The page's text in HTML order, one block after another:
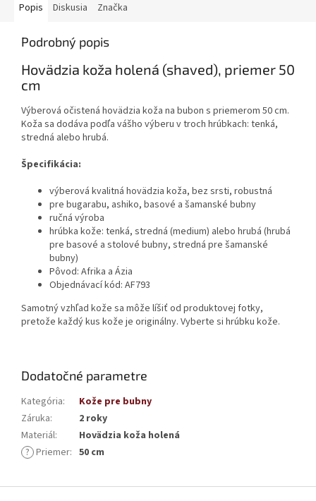
Popis Diskusia Značka
Podrobný popis
Hovädzia koža holená (shaved), priemer 50
cm
Výberová očistená hovädzia koža na bubon s priemerom 50 cm.
Koža sa dodáva podľa vášho výberu v troch hrúbkach: tenká,
stredná alebo hrubá.
Špecifikácia:
výberová kvalitná hovädzia koža, bez srsti, robustná
pre bugarabu, ashiko, basové a šamanské bubny
ručná výroba
hrúbka kože: tenká, stredná (medium) alebo hrubá (hrubá
pre basové a stolové bubny, stredná pre šamanské
bubny)
Pôvod: Afrika a Ázia
Objednávací kód: AF793
Samotný vzhľad kože sa môže líšiť od produktovej fotky,
pretože každý kus kože je originálny. Vyberte si hrúbku kože.
Dodatočné parametre
Kategória:
Kože pre bubny
Záruka:
2 roky
Materiál:
Hovädzia koža holená
? Priemer: 50 cm